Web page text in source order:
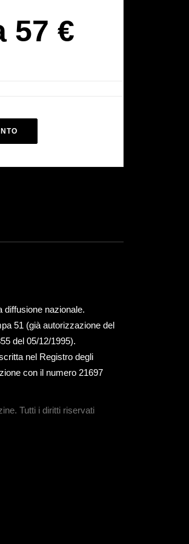
57 €
diffusione nazionale.
51 (già autorizzazione del
del 05/12/1995).
nel Registro degli
con il numero 21697
Tutti i diritti riservati